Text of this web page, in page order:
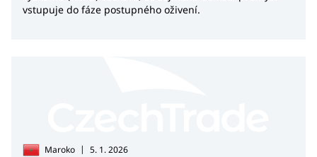
vstupuje do fáze postupného oživení.
Maroko | 5. 1. 2026